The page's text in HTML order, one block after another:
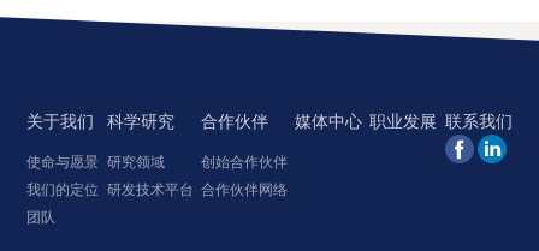
关于我们
使命与愿景
我们的定位
团队
科学研究
研究领域
研发技术平台
合作伙伴
创始合作伙伴
合作伙伴网络
媒体中心 职业发展 联系我们